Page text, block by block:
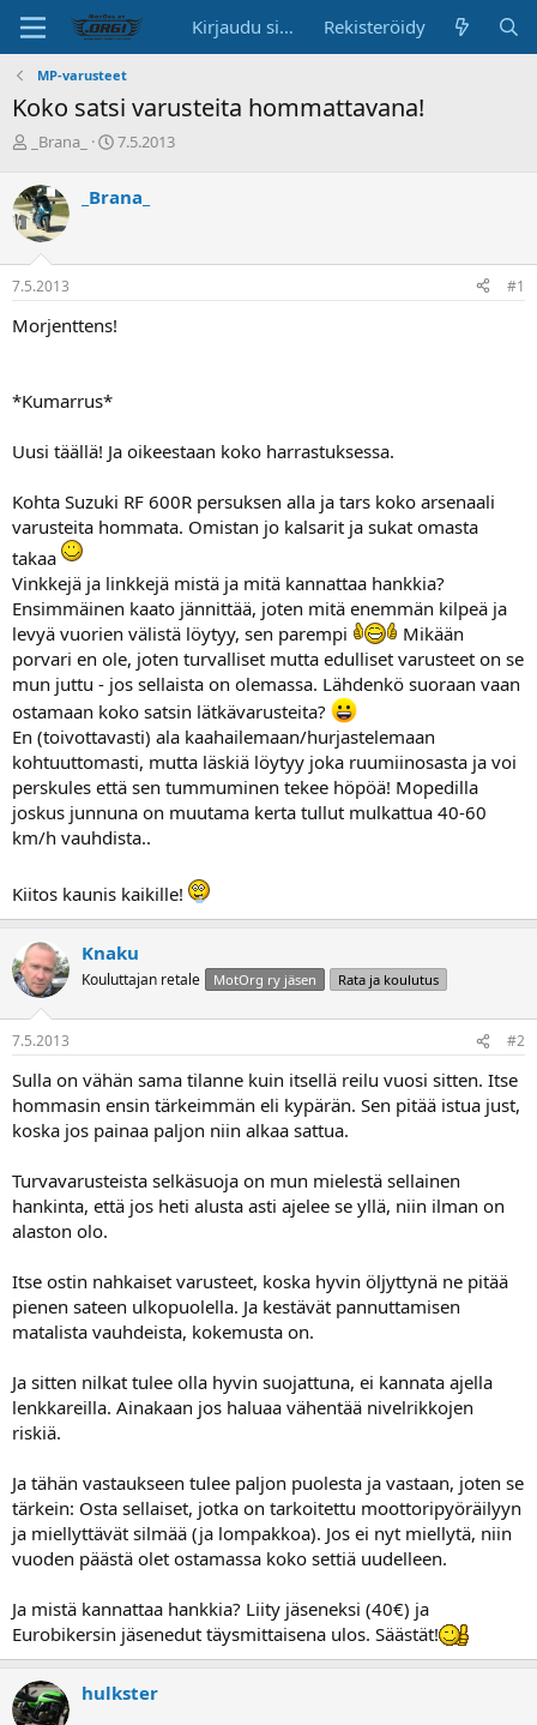
Kirjaudu sisään Rekisteröidy
MP-varusteet
Koko satsi varusteita hommattavana!
s
k
u
s
t
e
u
l
t
a
j
a
_Brana_
A
i
s
7.5.2013
_Brana_
7.5.2013 #1
Morjenttens!
*Kumarrus*
Uusi täällä! Ja oikeestaan koko harrastuksessa.
Kohta Suzuki RF 600R persuksen alla ja tars koko arsenaali
varusteita hommata. Omistan jo kalsarit ja sukat omasta
takaa
Vinkkejä ja linkkejä mistä ja mitä kannattaa hankkia?
Ensimmäinen kaato jännittää, joten mitä enemmän kilpeä ja
levyä vuorien välistä löytyy, sen parempi
Mikään
porvari en ole, joten turvalliset mutta edulliset varusteet on se
mun juttu - jos sellaista on olemassa. Lähdenkö suoraan vaan
ostamaan koko satsin lätkävarusteita?
En (toivottavasti) ala kaahailemaan/hurjastelemaan
kohtuuttomasti, mutta läskiä löytyy joka ruumiinosasta ja voi
perskules että sen tummuminen tekee höpöä! Mopedilla
joskus junnuna on muutama kerta tullut mulkattua 40-60
km/h vauhdista..
Kiitos kaunis kaikille!
Knaku
Kouluttajan retale MotOrg ry jäsen Rata ja koulutus
7.5.2013 #2
Sulla on vähän sama tilanne kuin itsellä reilu vuosi sitten. Itse
hommasin ensin tärkeimmän eli kypärän. Sen pitää istua just,
koska jos painaa paljon niin alkaa sattua.
Turvavarusteista selkäsuoja on mun mielestä sellainen
hankinta, että jos heti alusta asti ajelee se yllä, niin ilman on
alaston olo.
Itse ostin nahkaiset varusteet, koska hyvin öljyttynä ne pitää
pienen sateen ulkopuolella. Ja kestävät pannuttamisen
matalista vauhdeista, kokemusta on.
Ja sitten nilkat tulee olla hyvin suojattuna, ei kannata ajella
lenkkareilla. Ainakaan jos haluaa vähentää nivelrikkojen
riskiä.
Ja tähän vastaukseen tulee paljon puolesta ja vastaan, joten se
tärkein: Osta sellaiset, jotka on tarkoitettu moottoripyöräilyyn
ja miellyttävät silmää (ja lompakkoa). Jos ei nyt miellytä, niin
vuoden päästä olet ostamassa koko settiä uudelleen.
Ja mistä kannattaa hankkia? Liity jäseneksi (40€) ja
Eurobikersin jäsenedut täysmittaisena ulos. Säästät!
hulkster